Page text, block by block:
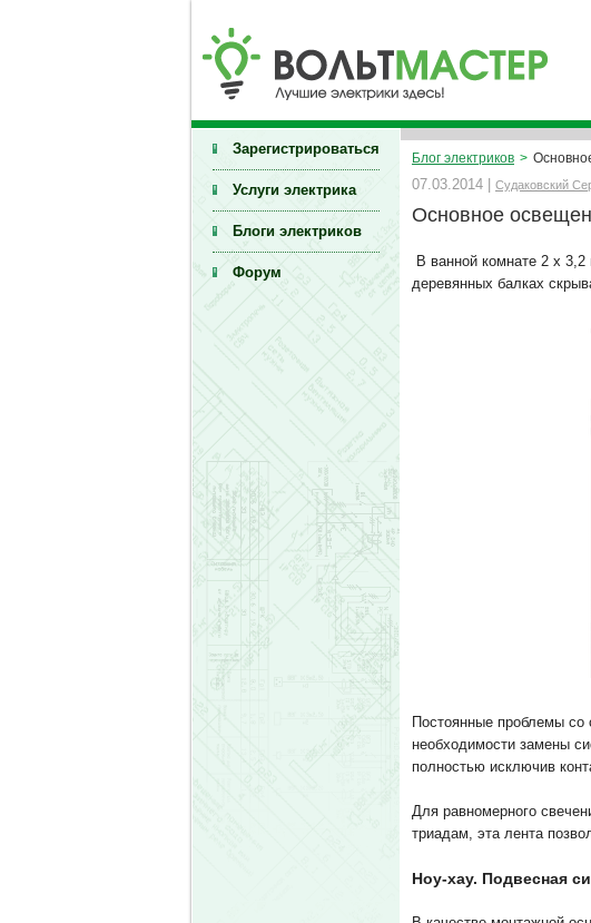
Зарегистрироваться
Услуги электрика
Блоги электриков
Форум
Блог электриков >
07.03.2014 | Судаковский
Основное
В ванной комнате 2 х
деревянных балках
Постоянные проблемы со
необходимости замены
полностью исключив
Для равномерного
триадам, эта лента
Ноу-хау. Подвесная